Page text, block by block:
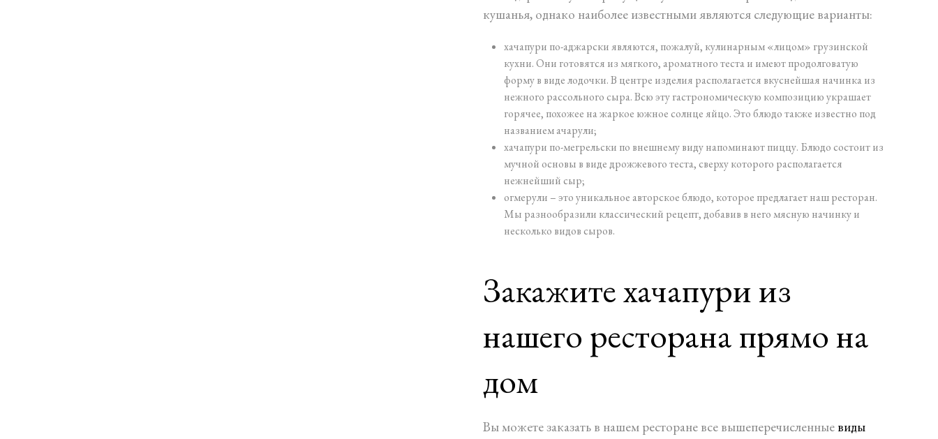
кушанья, однако наиболее известными являются следующие варианты:
хачапури по-аджарски являются, пожалуй, кулинарным «лицом» грузинской
кухни. Они готовятся из мягкого, ароматного теста и имеют продолговатую
форму в виде лодочки. В центре изделия располагается вкуснейшая начинка из
нежного рассольного сыра. Всю эту гастрономическую композицию украшает
горячее, похожее на жаркое южное солнце яйцо. Это блюдо также известно под
названием ачарули;
хачапури по-мегрельски по внешнему виду напоминают пиццу. Блюдо состоит из
мучной основы в виде дрожжевого теста, сверху которого располагается
нежнейший сыр;
огмерули – это уникальное авторское блюдо, которое предлагает наш ресторан.
Мы разнообразили классический рецепт, добавив в него мясную начинку и
несколько видов сыров.
Закажите хачапури из
нашего ресторана прямо на
дом
Вы можете заказать в нашем ресторане все вышеперечисленные виды